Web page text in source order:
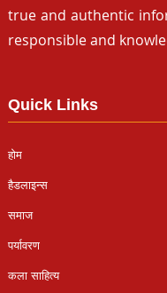
true and authentic
responsible and
Quick Links
होम
हैडलाइन्स
समाज
पर्यावरण
कला साहित्य